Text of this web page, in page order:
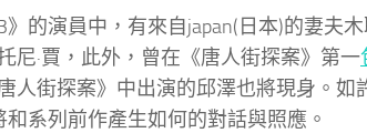
演員中，有來自japan(日本)的妻夫木
尼·賈，此外，曾在《唐人街探案》第一
人街探案》中出演的邱澤也將現身。如
和系列前作產生如何的對話與照應。